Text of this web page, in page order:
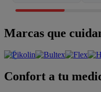
Marcas que
Confort a tu